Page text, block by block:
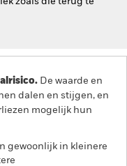
De waarde en
dalen en stijgen, en
mogelijk hun
gewoonlijk in kleinere